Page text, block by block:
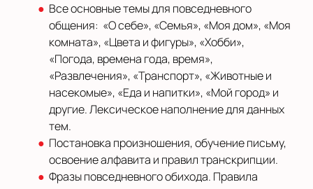
Все основные темы для повседневного
общения: «О себе», «Семья», «Моя дом», «Моя
комната», «Цвета и фигуры», «Хобби»,
«Погода, времена года, время»,
«Развлечения», «Транспорт», «Животные и
насекомые», «Еда и напитки», «Мой город» и
другие. Лексическое наполнение для данных
тем.
Постановка произношения, обучение письму,
освоение алфавита и правил транскрипции.
Фразы повседневного обихода. Правила